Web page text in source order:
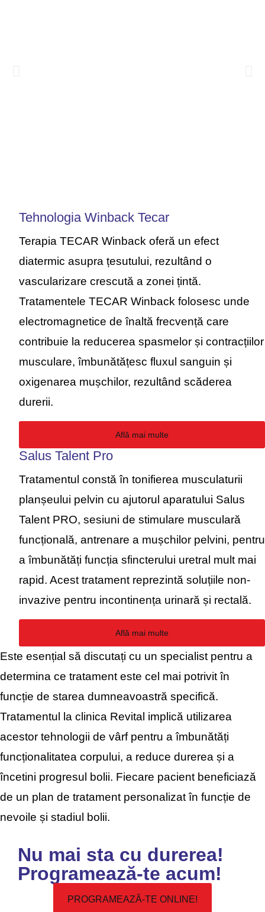
Tehnologia Winback Tecar
Terapia TECAR Winback oferă un efect
diatermic asupra țesutului, rezultând o
vascularizare crescută a zonei țintă.
Tratamentele TECAR Winback folosesc unde
electromagnetice de înaltă frecvență care
contribuie la reducerea spasmelor și contracțiilor
musculare, îmbunătățesc fluxul sanguin și
oxigenarea mușchilor, rezultând scăderea
durerii.
Află mai multe
Salus Talent Pro
Tratamentul constă în tonifierea musculaturii
planșeului pelvin cu ajutorul aparatului Salus
Talent PRO, sesiuni de stimulare musculară
funcțională, antrenare a mușchilor pelvini, pentru
a îmbunătăți funcția sfincterului uretral mult mai
rapid. Acest tratament reprezintă soluțiile non-
invazive pentru incontinența urinară și rectală.
Află mai multe
Este esențial să discutați cu un specialist pentru a
determina ce tratament este cel mai potrivit în
funcție de starea dumneavoastră specifică.
Tratamentul la clinica Revital implică utilizarea
acestor tehnologii de vârf pentru a îmbunătăți
funcționalitatea corpului, a reduce durerea și a
încetini progresul bolii. Fiecare pacient beneficiază
de un plan de tratament personalizat în funcție de
nevoile și stadiul bolii.
Nu mai sta cu durerea!
Programează-te acum!
PROGRAMEAZĂ-TE ONLINE!